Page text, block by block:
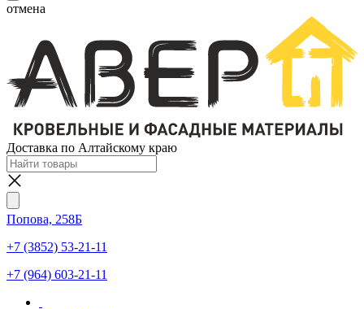
отмена
Доставка по Алтайскому краю
Попова, 258Б
+7 (3852) 53-21-11
+7 (964) 603-21-11